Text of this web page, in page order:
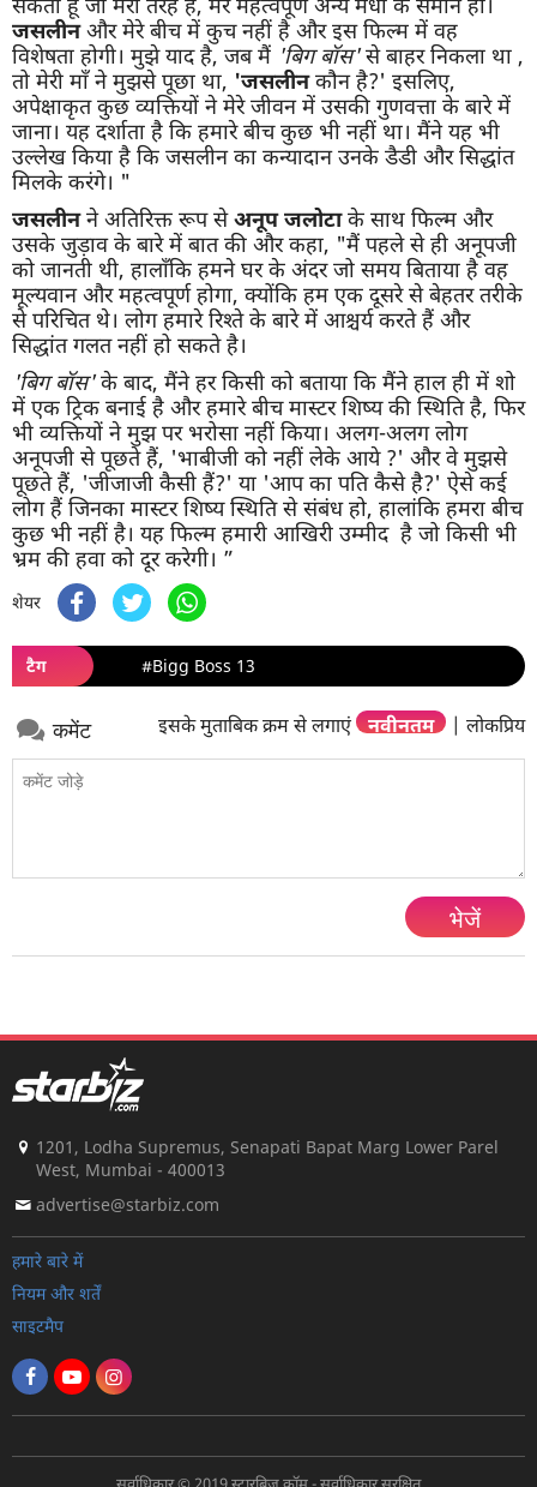
जसलीनऔर मेरे बीच में कुच नहीं है और इस फिल्म में वह
विशेषता होगी। मुझे याद है, जब मैं 'बिग बॉस'से बाहर निकला था ,
तो मेरी माँ ने मुझसे पूछा था, 'जसलीनकौन है?' इसलिए,
अपेक्षाकृत कुछ व्यक्तियों ने मेरे जीवन में उसकी गुणवत्ता के बारे में
जाना। यह दर्शाता है कि हमारे बीच कुछ भी नहीं था। मैंने यह भी
उल्लेख किया है कि जसलीन का कन्यादान उनके डैडी और सिद्धांत
मिलके करंगे। "
जसलीनने अतिरिक्त रूप सेअनूप जलोटाके साथ फिल्म और
उसके जुड़ाव के बारे में बात की और कहा, "मैं पहले से ही अनूपजी
को जानती थी, हालाँकि हमने घर के अंदर जो समय बिताया है वह
मूल्यवान और महत्वपूर्ण होगा, क्योंकि हम एक दूसरे से बेहतर तरीके
से परिचित थे। लोग हमारे रिश्ते के बारे में आश्चर्य करते हैं और
सिद्धांत गलत नहीं हो सकते है।
'बिग बॉस'के बाद, मैंने हर किसी को बताया कि मैंने हाल ही में शो
में एक ट्रिक बनाई है और हमारे बीच मास्टर शिष्य की स्थिति है, फिर
भी व्यक्तियों ने मुझ पर भरोसा नहीं किया। अलग-अलग लोग
अनूपजी से पूछते हैं, 'भाबीजी को नहीं लेके आये ?' और वे मुझसे
पूछते हैं, 'जीजाजी कैसी हैं?' या 'आप का पति कैसे है?' ऐसे कई
लोग हैं जिनका मास्टर शिष्य स्थिति से संबंध हो, हालांकि हमरा बीच
कुछ भी नहीं है। यह फिल्म हमारी आखिरी उम्मीद है जो किसी भी
भ्रम की हवा को दूर करेगी। ”
शेयर
टैग #Bigg Boss 13
कमेंट इसके मुताबिक क्रम से लगाएं नवीनतम | लोकप्रिय
भेजें
1201, Lodha Supremus, Senapati Bapat Marg Lower Parel
West, Mumbai - 400013
advertise@starbiz.com
हमारे बारे में
नियम और शर्तें
साइटमैप